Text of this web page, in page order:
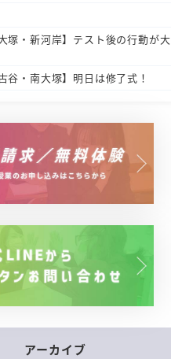
塚・新河岸】テスト後の行動が大
谷・南大塚】明日は修了式！
アーカイブ